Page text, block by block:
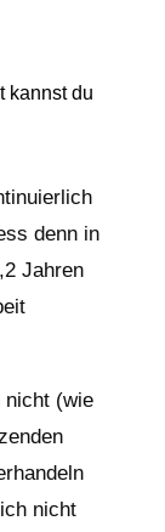
kannst du
denn in
Jahren
(wie
nicht